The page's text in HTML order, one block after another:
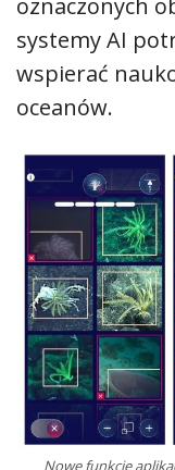
oznaczonych
systemy AI
wspierać
oceanów.
Nowe funkcje